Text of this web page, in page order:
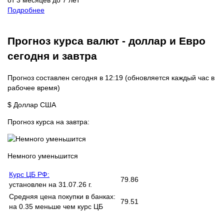
Подробнее
Прогноз курса валют - доллар и Евро
сегодня и завтра
Прогноз составлен сегодня в 12:19 (обновляется каждый час в
рабочее время)
$ Доллар США
Прогноз курса на завтра:
Немного уменьшится
Курс ЦБ РФ:
установлен на 31.07.26 г.
79.86
Средняя цена покупки в банках:
на 0.35 меньше чем курс ЦБ
79.51